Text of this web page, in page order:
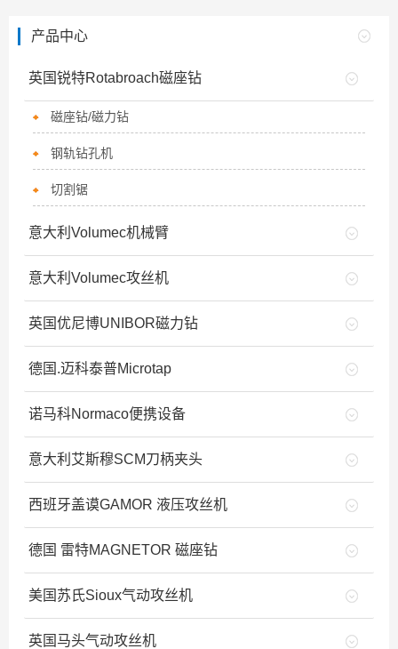
产品中心
英国锐特Rotabroach磁座钻
磁座钻/磁力钻
钢轨钻孔机
切割锯
意大利Volumec机械臂
意大利Volumec攻丝机
英国优尼博UNIBOR磁力钻
德国.迈科泰普Microtap
诺马科Normaco便携设备
意大利艾斯穆SCM刀柄夹头
西班牙盖谟GAMOR 液压攻丝机
德国 雷特MAGNETOR 磁座钻
美国苏氏Sioux气动攻丝机
英国马头气动攻丝机